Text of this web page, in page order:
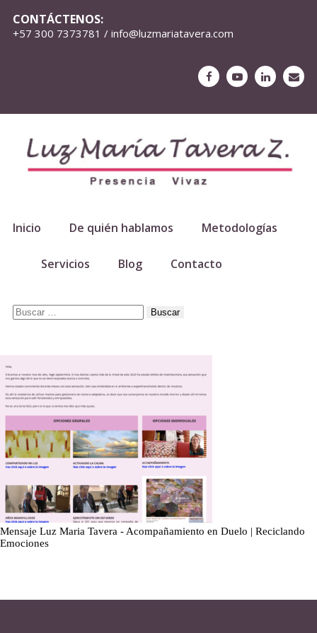
CONTÁCTENOS:
+57 300 7373781 / info@luzmariatavera.com
Inicio De quién hablamos Metodologías
Servicios Blog Contacto
Buscar:
Mensaje Luz Maria Tavera - Acompañamiento en Duelo | Reciclando
Emociones